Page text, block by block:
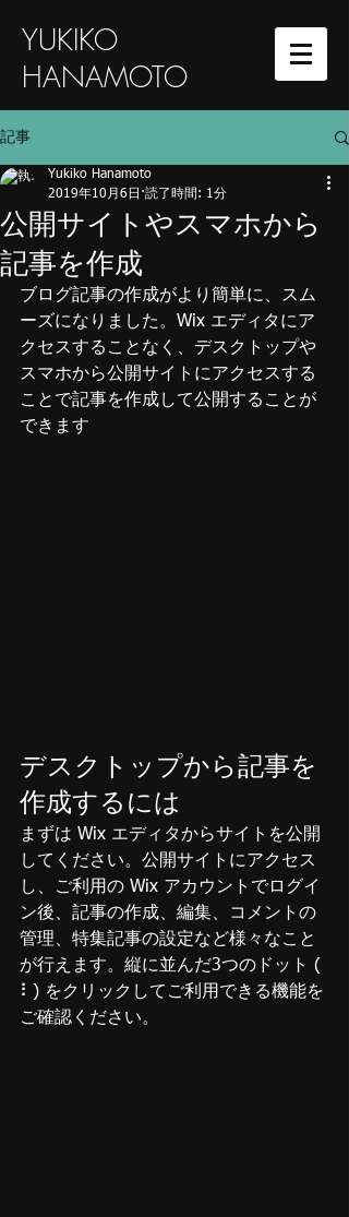
YUKIKO
HANAMOTO
記事
公開サイトやスマホから
記事を作成
Yukiko Hanamoto
2019年10月6日 読了時間: 1分
ブログ記事の作成がより簡単に、スム
ーズになりました。Wix エディタにア
クセスすることなく、デスクトップや
スマホから公開サイトにアクセスする
ことで記事を作成して公開することが
できます
デスクトップから記事を
作成するには
まずは Wix エディタからサイトを公開
してください。公開サイトにアクセス
し、ご利用の Wix アカウントでログイ
ン後、記事の作成、編集、コメントの
管理、特集記事の設定など様々なこと
が行えます。縦に並んだ3つのドット (
⠇) をクリックしてご利用できる機能を
ご確認ください。